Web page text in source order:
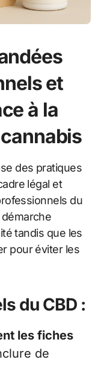
et
à la
des pratiques
légal et
du
tandis que les
pour éviter les
du CBD :
les fiches
de